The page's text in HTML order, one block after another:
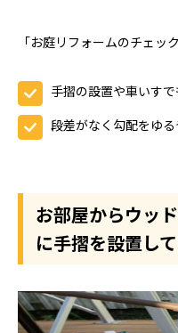
「お庭リフォームのチェッ
手摺の設置や車いすで
段差がなく勾配をゆる
お部屋からウッ
に手摺を設置し